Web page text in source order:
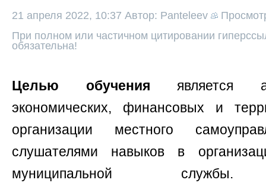
21 апреля 2022, 10:37 Автор: Panteleev
При полном или частичном цитировании
обязательна!
Целью обучения является
экономических, финансовых и
организации местного
слушателями навыков в
муниципальной службы.